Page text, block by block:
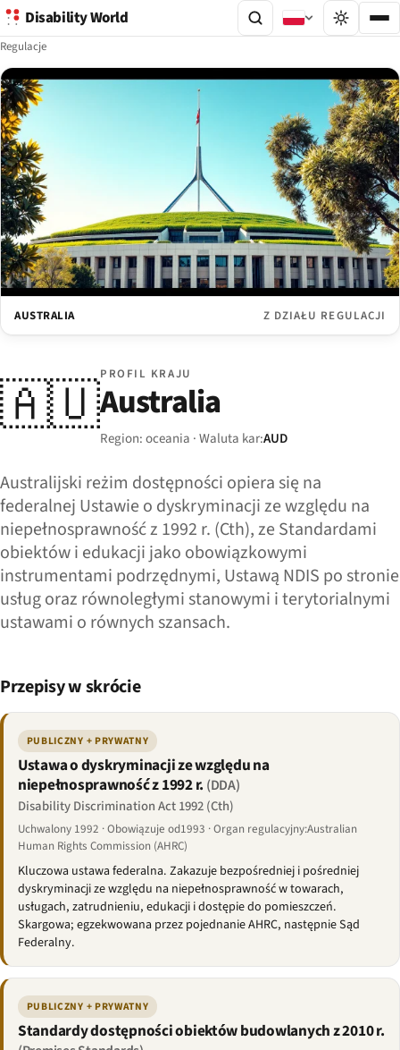
Disability World
Regulacje
AUSTRALIA Z DZIAŁU REGULACJI
🇦🇺PROFIL KRAJU
Australia
Region: oceania · Waluta kar:AUD
Australijski reżim dostępności opiera się na
federalnej Ustawie o dyskryminacji ze względu na
niepełnosprawność z 1992 r. (Cth), ze Standardami
obiektów i edukacji jako obowiązkowymi
instrumentami podrzędnymi, Ustawą NDIS po stronie
usług oraz równoległymi stanowymi i terytorialnymi
ustawami o równych szansach.
Przepisy w skrócie
PUBLICZNY + PRYWATNY
Ustawa o dyskryminacji ze względu na
niepełnosprawność z 1992 r. (DDA)
Disability Discrimination Act 1992 (Cth)
Uchwalony 1992 · Obowiązuje od1993 · Organ regulacyjny:Australian
Human Rights Commission (AHRC)
Kluczowa ustawa federalna. Zakazuje bezpośredniej i pośredniej
dyskryminacji ze względu na niepełnosprawność w towarach,
usługach, zatrudnieniu, edukacji i dostępie do pomieszczeń.
Skargowa; egzekwowana przez pojednanie AHRC, następnie Sąd
Federalny.
PUBLICZNY + PRYWATNY
Standardy dostępności obiektów budowlanych z 2010 r.